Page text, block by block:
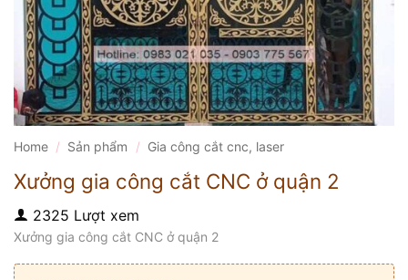
Home / Sản phẩm / Gia công cắt cnc, laser
Xưởng gia công cắt CNC ở quận 2
2325 Lượt xem
Xưởng gia công cắt CNC ở quận 2